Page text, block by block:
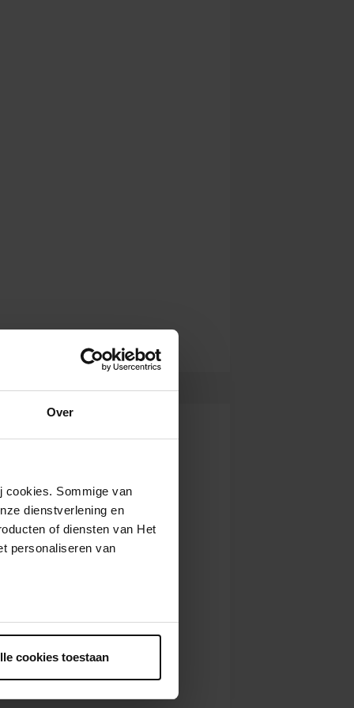
Over
cookies. Sommige van
dienstverlening en
of diensten van Het
personaliseren van
cookies toestaan